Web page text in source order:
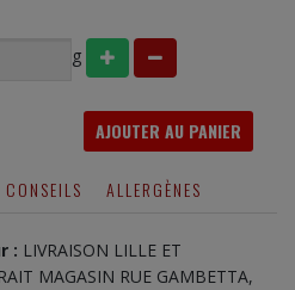
g
AJOUTER AU PANIER
CONSEILS ALLERGÈNES
: LIVRAISON LILLE ET
MAGASIN RUE GAMBETTA,